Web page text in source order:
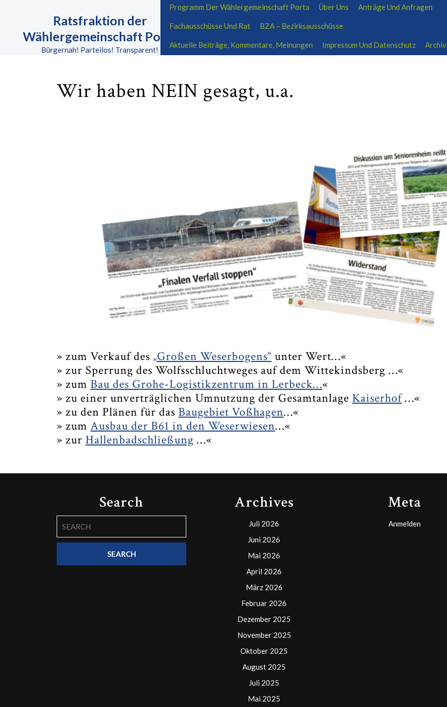
Ratsfraktion der
Wählergemeinschaft Porta
Bürgernah! Parteilos! Transparent!
Programm Der Wählergemeinschaft Porta Über Uns Anträge Und Anfragen
Fachausschüsse Und Rat BZA – Bezirksausschüsse
Aktuelle Beiträge, Kommentare, Meinungen Impressum Und Datenschutz Archiv
Wir haben NEIN gesagt, u.a.
» zum Verkauf des „Großen Weserbogens“ unter Wert…«
» zur Sperrung des Wolfsschluchtweges auf dem Wittekindsberg …«
» zum Bau des Grohe-Logistikzentrum in Lerbeck…«
» zu einer unverträglichen Umnutzung der Gesamtanlage Kaiserhof…«
» zu den Plänen für das Baugebiet Voßhagen…«
» zum Ausbau der B61 in den Weserwiesen…«
» zur Hallenbadschließung …«
Search
for:
Archives
Juli 2026
Juni 2026
Mai 2026
April 2026
März 2026
Februar 2026
Dezember 2025
November 2025
Oktober 2025
August 2025
Juli 2025
Mai 2025
Meta
Anmelden